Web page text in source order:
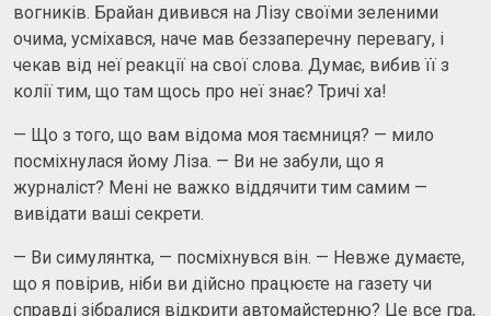
вогників. Брайан дивився на Лізу своїми зеленими
очима, усміхався, наче мав беззаперечну перевагу, і
чекав від неї реакції на свої слова. Думає, вибив її з
колії тим, що там щось про неї знає? Тричі ха!
— Що з того, що вам відома моя таємниця? — мило
посміхнулася йому Ліза. — Ви не забули, що я
журналіст? Мені не важко віддячити тим самим —
вивідати ваші секрети.
— Ви симулянтка, — посміхнувся він. — Невже думаєте,
що я повірив, ніби ви дійсно працюєте на газету чи
справді зібралися відкрити автомайстерню? Це все гра,